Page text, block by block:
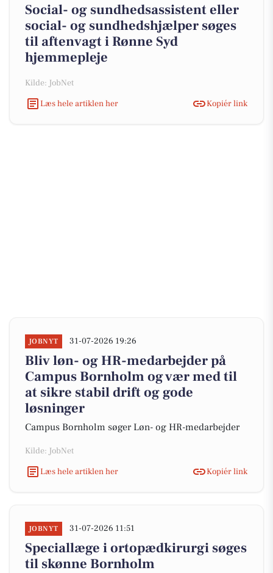
Social- og sundhedsassistent eller
social- og sundhedshjælper søges
til aftenvagt i Rønne Syd
hjemmepleje
Kilde: JobNet
Læs hele artiklen her
Kopiér link
JOBNYT 31-07-2026 19:26
Bliv løn- og HR-medarbejder på
Campus Bornholm og vær med til
at sikre stabil drift og gode
løsninger
Campus Bornholm søger Løn- og HR-medarbejder
Kilde: JobNet
Læs hele artiklen her
Kopiér link
JOBNYT 31-07-2026 11:51
Speciallæge i ortopædkirurgi søges
til skønne Bornholm